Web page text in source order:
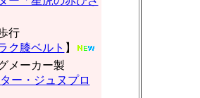
行
ク膝ベルト 】
メーカー製
ー・ジュヌプロ